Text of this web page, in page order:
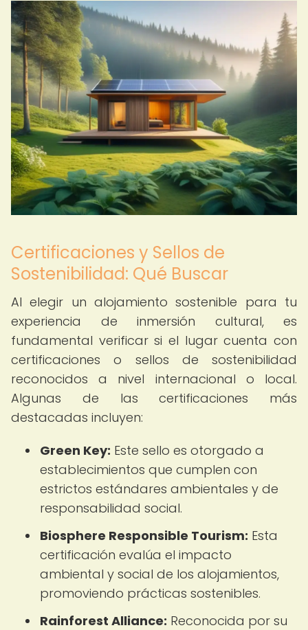
Certificaciones y Sellos de
Sostenibilidad: Qué Buscar
Al elegir un alojamiento sostenible para tu
experiencia de inmersión cultural, es
fundamental verificar si el lugar cuenta con
certificaciones o sellos de sostenibilidad
reconocidos a nivel internacional o local.
Algunas de las certificaciones más
destacadas incluyen:
Green Key: Este sello es otorgado a
establecimientos que cumplen con
estrictos estándares ambientales y de
responsabilidad social.
Biosphere Responsible Tourism: Esta
certificación evalúa el impacto
ambiental y social de los alojamientos,
promoviendo prácticas sostenibles.
Rainforest Alliance: Reconocida por su